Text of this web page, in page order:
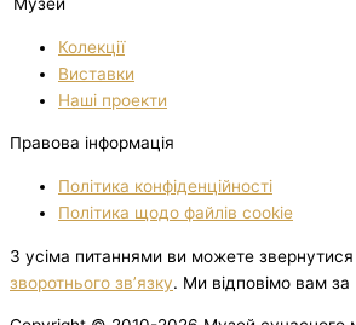
Колекції
Виставки
Нашi проекти
Правова інформація
Політика конфіденційності
Політика щодо файлів cookie
З усіма питаннями ви можете
зворотнього зв’язку. Ми відповімо вам за